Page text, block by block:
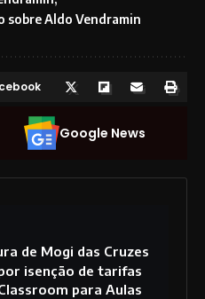
sobre Aldo Vendramin
Google News
de Mogi das Cruzes
isenção de tarifas
para Aulas